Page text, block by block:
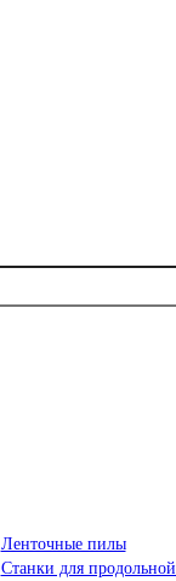
Ленточные пилы
Станки для